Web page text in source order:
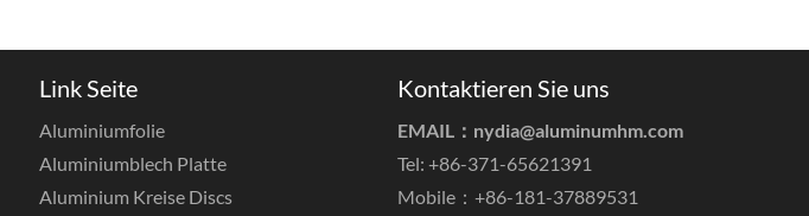
Link Seite
Aluminiumfolie
Aluminiumblech Platte
Aluminium Kreise Discs
Kontaktieren Sie uns
EMAIL： nydia@aluminumhm.com
Tel: +86-371-65621391
Mobile：+86-181-37889531